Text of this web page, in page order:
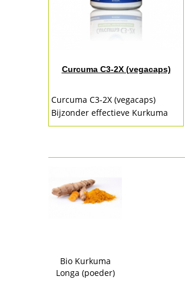
Curcuma C3-2X (vegacaps)
Curcuma C3-2X (vegacaps)
Bijzonder effectieve Kurkuma
formule met Bioperine!
Bio Kurkuma
Longa (poeder)